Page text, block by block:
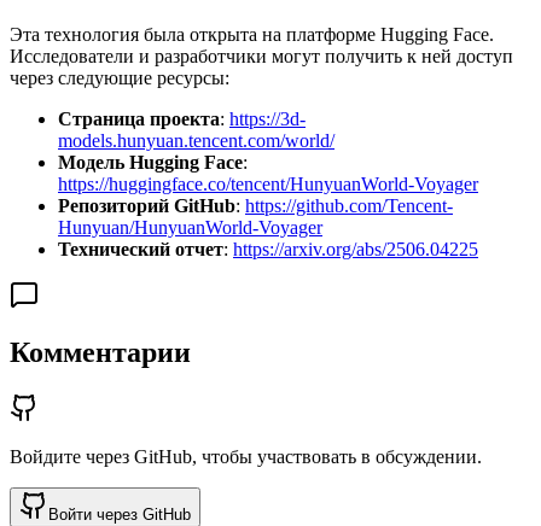
Эта технология была открыта на платформе Hugging Face.
Исследователи и разработчики могут получить к ней доступ
через следующие ресурсы:
Страница проекта: https://3d-
models.hunyuan.tencent.com/world/
Модель Hugging Face:
https://huggingface.co/tencent/HunyuanWorld-Voyager
Репозиторий GitHub: https://github.com/Tencent-
Hunyuan/HunyuanWorld-Voyager
Технический отчет: https://arxiv.org/abs/2506.04225
Комментарии
Войдите через GitHub, чтобы участвовать в обсуждении.
Войти через GitHub